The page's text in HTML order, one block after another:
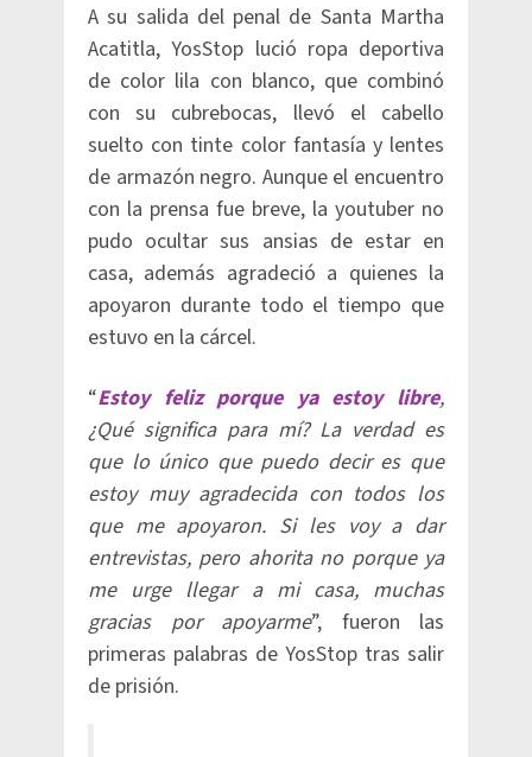
A su salida del penal de Santa Martha
Acatitla, YosStop lució ropa deportiva
de color lila con blanco, que combinó
con su cubrebocas, llevó el cabello
suelto con tinte color fantasía y lentes
de armazón negro. Aunque el encuentro
con la prensa fue breve, la youtuber no
pudo ocultar sus ansias de estar en
casa, además agradeció a quienes la
apoyaron durante todo el tiempo que
estuvo en la cárcel.
“Estoy feliz porque ya estoy libre,
¿Qué significa para mí? La verdad es
que lo único que puedo decir es que
estoy muy agradecida con todos los
que me apoyaron. Si les voy a dar
entrevistas, pero ahorita no porque ya
me urge llegar a mi casa, muchas
gracias por apoyarme”, fueron las
primeras palabras de YosStop tras salir
de prisión.